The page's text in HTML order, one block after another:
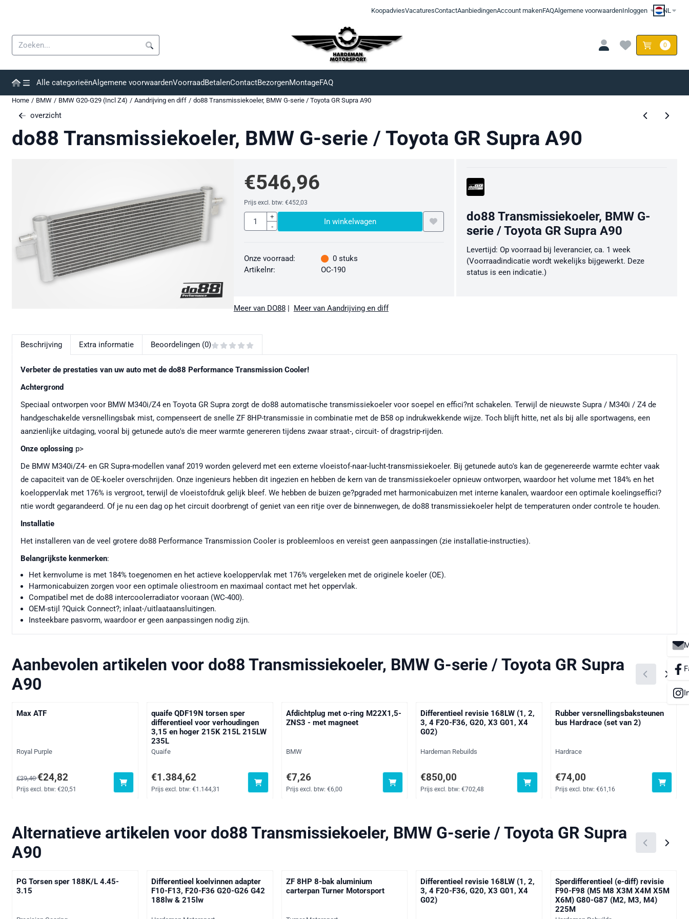
KoopadviesVacaturesContactAanbiedingenAccount makenFAQAlgemene voorwaardenInloggen NL
Zoeken
0
Alle categorieënAlgemene voorwaardenVoorraadBetalenContactBezorgenMontageFAQ
Home / BMW / BMW G20-G29 (Incl Z4) / Aandrijving en diff / do88 Transmissiekoeler, BMW G-serie / Toyota GR Supra A90
overzicht
do88 Transmissiekoeler, BMW G-serie / Toyota GR Supra A90
€546,96
Prijs excl. btw: €452,03
Aantal
+
-
In winkelwagen
Onze voorraad: 0 stuks
Artikelnr:
OC-190
do88 Transmissiekoeler, BMW G-
serie / Toyota GR Supra A90
Levertijd: Op voorraad bij leverancier, ca. 1 week
(Voorraadindicatie wordt wekelijks bijgewerkt. Deze
status is een indicatie.)
Meer van DO88| Meer van Aandrijving en diff
Beschrijving Extra informatie Beoordelingen (0)
Verbeter de prestaties van uw auto met de do88 Performance Transmission Cooler!
Achtergrond
Speciaal ontworpen voor BMW M340i/Z4 en Toyota GR Supra zorgt de do88 automatische transmissiekoeler voor soepel en effici?nt schakelen. Terwijl de nieuwste Supra / M340i / Z4 de
handgeschakelde versnellingsbak mist, compenseert de snelle ZF 8HP-transmissie in combinatie met de B58 op indrukwekkende wijze. Toch blijft hitte, net als bij alle sportwagens, een
aanzienlijke uitdaging, vooral bij getunede auto's die meer warmte genereren tijdens zwaar straat-, circuit- of dragstrip-rijden.
Onze oplossing p>
De BMW M340i/Z4- en GR Supra-modellen vanaf 2019 worden geleverd met een externe vloeistof-naar-lucht-transmissiekoeler. Bij getunede auto's kan de gegenereerde warmte echter vaak
de capaciteit van de OE-koeler overschrijden. Onze ingenieurs hebben dit ingezien en hebben de kern van de transmissiekoeler opnieuw ontworpen, waardoor het volume met 184% en het
koeloppervlak met 176% is vergroot, terwijl de vloeistofdruk gelijk bleef. We hebben de buizen ge?pgraded met harmonicabuizen met interne kanalen, waardoor een optimale koelingseffici?
ntie wordt gegarandeerd. Of je nu een dag op het circuit doorbrengt of geniet van een ritje over de binnenwegen, de do88 transmissiekoeler helpt de temperaturen onder controle te houden.
Installatie
Het installeren van de veel grotere do88 Performance Transmission Cooler is probleemloos en vereist geen aanpassingen (zie installatie-instructies).
Belangrijkste kenmerken:
Het kernvolume is met 184% toegenomen en het actieve koeloppervlak met 176% vergeleken met de originele koeler (OE).
Harmonicabuizen zorgen voor een optimale oliestroom en maximaal contact met het oppervlak.
Compatibel met de do88 intercoolerradiator vooraan (WC-400).
OEM-stijl ?Quick Connect?; inlaat-/uitlaataansluitingen.
Insteekbare pasvorm, waardoor er geen aanpassingen nodig zijn.
Aanbevolen artikelen voor do88 Transmissiekoeler, BMW G-serie / Toyota GR Supra
A90
Max ATF
Merk:
Royal Purple
Van 39,40 voor 24,82, exclusief btw: 20,51
€39,40€24,82
Prijs excl. btw: €20,51
quaife QDF19N torsen sper
differentieel voor verhoudingen
3,15 en hoger 215K 215L 215LW
235L
Merk:
Quaife
Prijs: 1 384,62, exclusief btw: 1 144,31
€1.384,62
Prijs excl. btw: €1.144,31
Afdichtplug met o-ring M22X1,5-
ZNS3 - met magneet
Merk:
BMW
Prijs: 7,26, exclusief btw: 6,00
€7,26
Prijs excl. btw: €6,00
Differentieel revisie 168LW (1, 2,
3, 4 F20-F36, G20, X3 G01, X4
G02)
Merk:
Hardeman Rebuilds
Prijs: 850,00, exclusief btw: 702,48
€850,00
Prijs excl. btw: €702,48
Rubber versnellingsbaksteunen
bus Hardrace (set van 2)
Merk:
Hardrace
Prijs: 74,00, exclusief btw: 61,16
€74,00
Prijs excl. btw: €61,16
Alternatieve artikelen voor do88 Transmissiekoeler, BMW G-serie / Toyota GR Supra
A90
PG Torsen sper 188K/L 4.45-
3.15
Differentieel koelvinnen adapter
F10-F13, F20-F36 G20-G26 G42
188lw & 215lw
ZF 8HP 8-bak aluminium
carterpan Turner Motorsport
Differentieel revisie 168LW (1, 2,
3, 4 F20-F36, G20, X3 G01, X4
G02)
Sperdifferentieel (e-diff) revisie
F90-F98 (M5 M8 X3M X4M X5M
X6M) G80-G87 (M2, M3, M4)
225M